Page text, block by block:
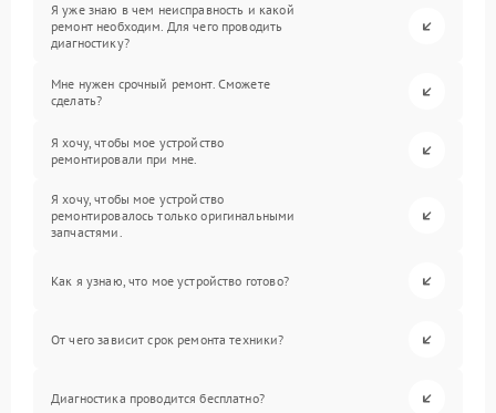
Я уже знаю в чем неисправность и какой
ремонт необходим. Для чего проводить
диагностику?
Мне нужен срочный ремонт. Сможете
сделать?
Я хочу, чтобы мое устройство
ремонтировали при мне.
Я хочу, чтобы мое устройство
ремонтировалось только оригинальными
запчастями.
Как я узнаю, что мое устройство готово?
От чего зависит срок ремонта техники?
Диагностика проводится бесплатно?